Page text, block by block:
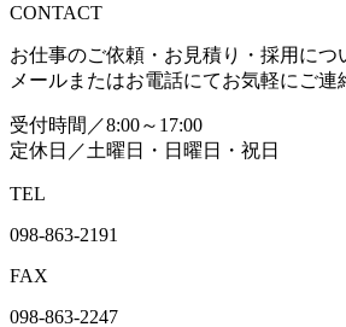
CONTACT
お仕事のご依頼・お見積り・採用につ
メールまたはお電話にてお気軽にご連
受付時間／8:00～17:00
定休日／土曜日・日曜日・祝日
TEL
098-863-2191
FAX
098-863-2247